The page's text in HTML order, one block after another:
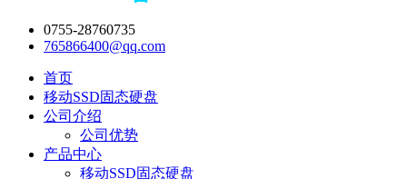
0755-28760735
765866400@qq.com
首页
移动SSD固态硬盘
公司介绍
公司优势
产品中心
移动SSD固态硬盘